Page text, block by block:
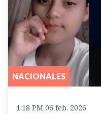
NACIONALES
1:18 PM 06 feb. 2026